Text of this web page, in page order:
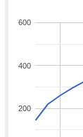
200
400
600